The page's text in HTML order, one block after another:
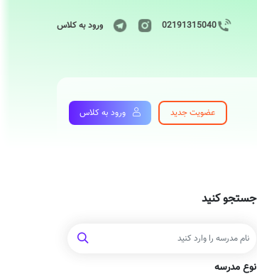
02191315040 ورود به کلاس
عضویت جدید ورود به کلاس
جستجو کنید
نوع مدرسه